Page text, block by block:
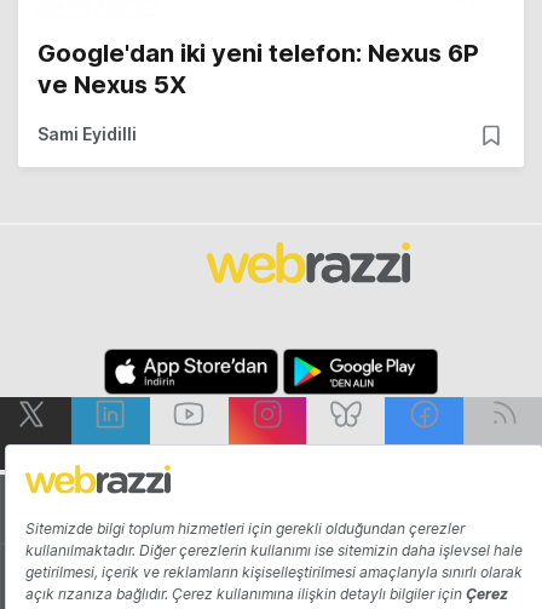
Google'dan iki yeni telefon: Nexus 6P
ve Nexus 5X
Sami Eyidilli
Katkıda Bulun Reklam